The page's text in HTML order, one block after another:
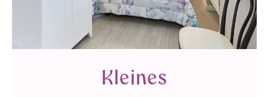
Kleines